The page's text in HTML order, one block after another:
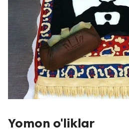
Yomon o'liklar